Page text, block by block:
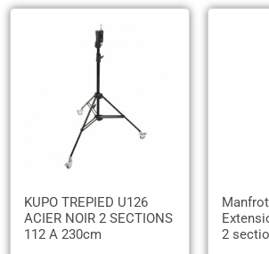
KUPO TREPIED U126
ACIER NOIR 2 SECTIONS
112 A 230cm
2